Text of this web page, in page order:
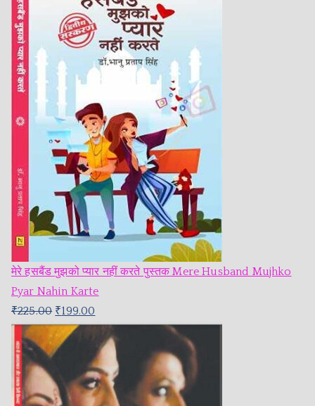
मेरे हसबैंड मुझको प्यार नहीं करते पुस्तक Mere Husband Mujhko
Pyar Nahin Karte
₹225.00 ₹199.00